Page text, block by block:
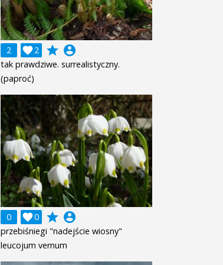
2 2
 grade account_circle
tak prawdziwe. surrealistyczny.
(paproć)
0 0
 grade account_circle
przebiśniegi "nadejście wiosny"
leucojum vernum